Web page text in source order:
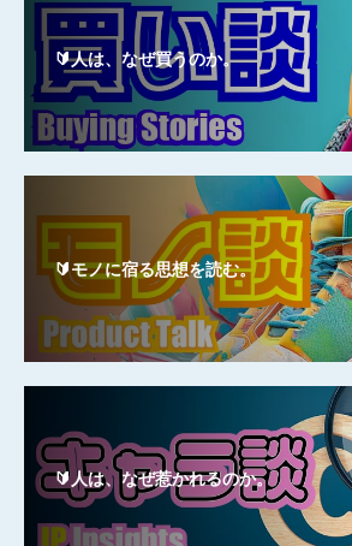
🔰人は、なぜ買うのか。
🔰モノに宿る思想を読む。
🔰人は、なぜ惹かれるのか。